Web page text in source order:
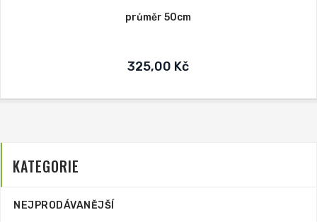
průměr 50cm
325,00 Kč
KATEGORIE
NEJPRODÁVANĚJŠÍ